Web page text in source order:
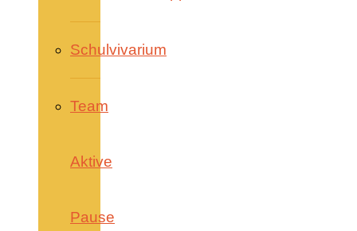
Schulvivarium
Team
Aktive
Pause